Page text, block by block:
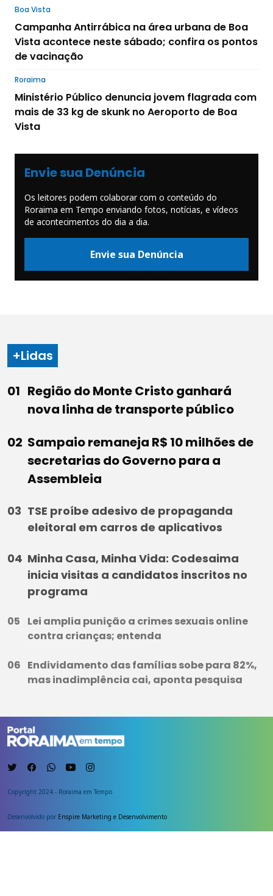
Boa Vista
Campanha Antirrábica na área urbana de Boa
Vista acontece neste sábado; confira os pontos
de vacinação
Roraima
Ministério Público denuncia jovem flagrada com
mais de 33 kg de skunk no Aeroporto de Boa
Vista
Envie sua Denúncia
Os leitores podem colaborar com o conteúdo do
Roraima em Tempo enviando fotos, notícias, e vídeos
de acontecimentos do dia a dia.
Envie sua Denúncia
+Lidas
Região do Monte Cristo ganhará
nova linha de transporte público
Sampaio remaneja R$ 10 milhões de
secretarias do Governo para a
Assembleia
TSE proíbe adesivo de propaganda
eleitoral em carros de aplicativos
Minha Casa, Minha Vida: Codesaima
inicia visitas a candidatos inscritos no
programa
Lei amplia punição a crimes sexuais online
contra crianças; entenda
Endividamento das famílias sobe para 82%,
mas inadimplência cai, aponta pesquisa
Copyright 2024 - Roraima em Tempo
Desenvolvido por Enspire Marketing e Desenvolvimento